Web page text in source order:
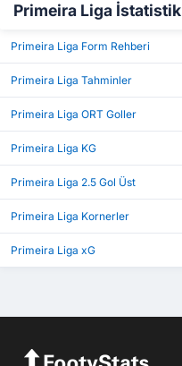
Primeira Liga İstatistik
Primeira Liga Form Rehberi
Primeira Liga Tahminler
Primeira Liga ORT Goller
Primeira Liga KG
Primeira Liga 2.5 Gol Üst
Primeira Liga Kornerler
Primeira Liga xG